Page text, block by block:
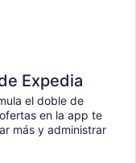
Expedia
el doble de
en la app te
más y administrar